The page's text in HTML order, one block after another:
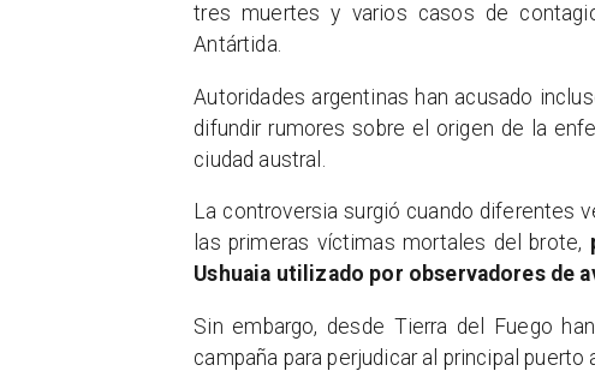
tres muertes y varios casos de
Antártida.
Autoridades argentinas han acusado
difundir rumores sobre el origen de la
ciudad austral.
La controversia surgió cuando diferentes
las primeras víctimas mortales del brote,
Ushuaia utilizado por observadores de
Sin embargo, desde Tierra del Fuego
campaña para perjudicar al principal